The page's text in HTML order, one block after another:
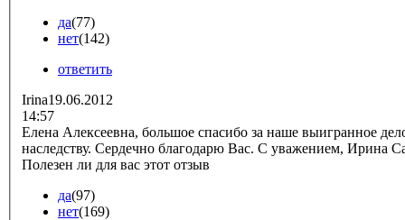
да(77)
нет(142)
ответить
Irina19.06.2012
14:57
Елена Алексеевна, большое спасибо за наше выигранное
наследству. Сердечно благодарю Вас. С
Полезен ли для вас этот отзыв
да(97)
нет(169)